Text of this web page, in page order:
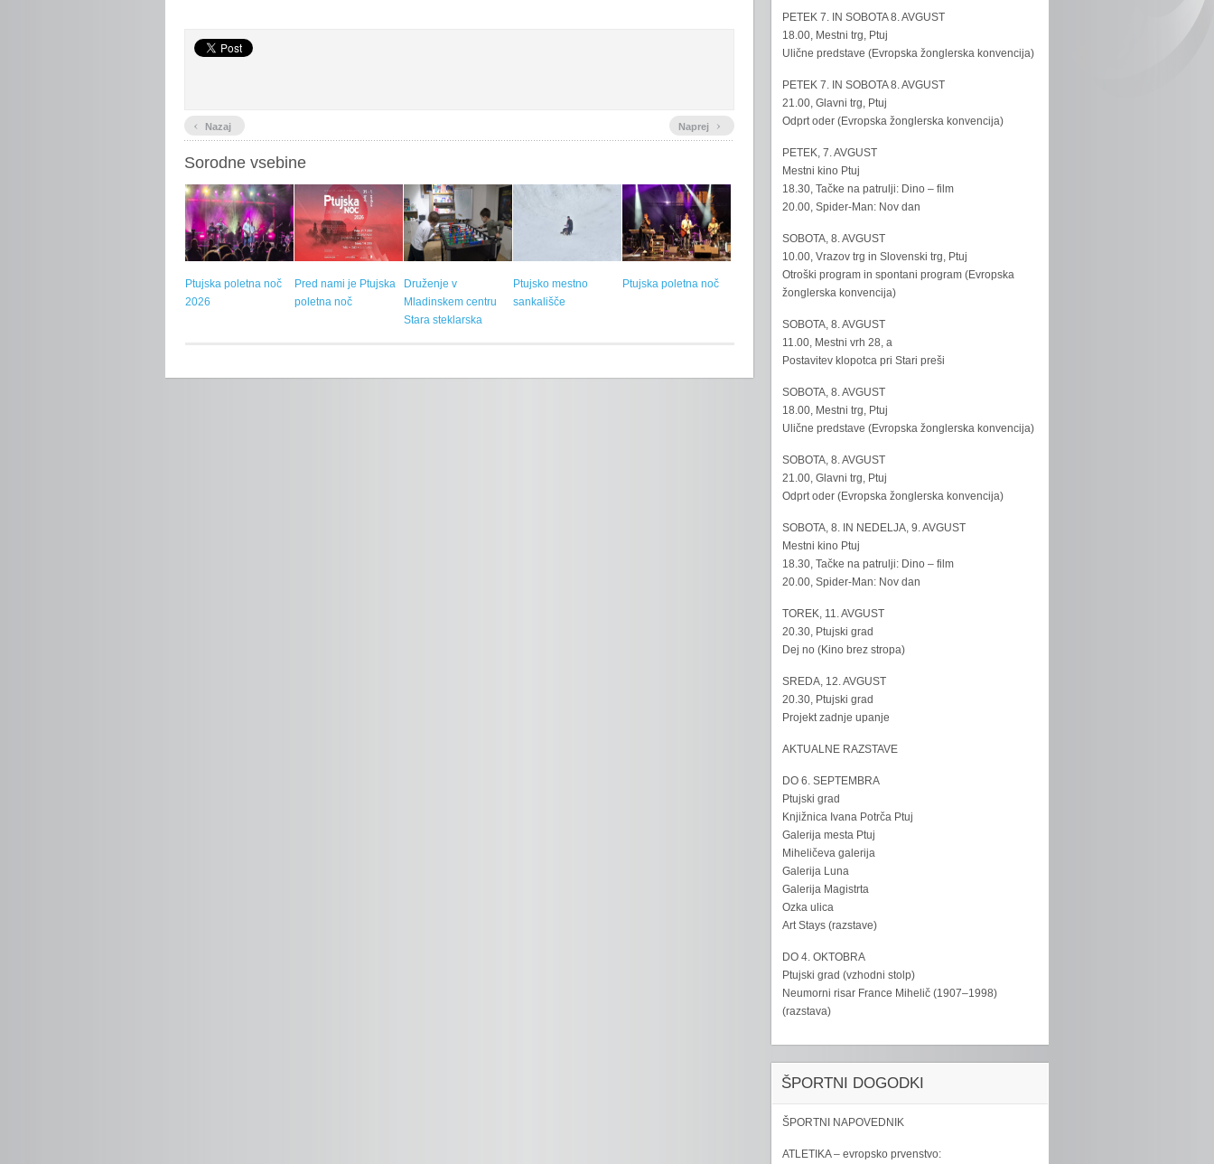
‹ Nazaj Naprej ›
Sorodne vsebine
Ptujska poletna noč
2026
Pred nami je Ptujska
poletna noč
Druženje v
Mladinskem centru
Stara steklarska
Ptujsko mestno
sankališče
Ptujska poletna noč
PETEK 7. IN SOBOTA 8. AVGUST
18.00, Mestni trg, Ptuj
Ulične predstave (Evropska žonglerska konvencija)
PETEK 7. IN SOBOTA 8. AVGUST
21.00, Glavni trg, Ptuj
Odprt oder (Evropska žonglerska konvencija)
PETEK, 7. AVGUST
Mestni kino Ptuj
18.30, Tačke na patrulji: Dino – film
20.00, Spider-Man: Nov dan
SOBOTA, 8. AVGUST
10.00, Vrazov trg in Slovenski trg, Ptuj
Otroški program in spontani program (Evropska
žonglerska konvencija)
SOBOTA, 8. AVGUST
11.00, Mestni vrh 28, a
Postavitev klopotca pri Stari preši
SOBOTA, 8. AVGUST
18.00, Mestni trg, Ptuj
Ulične predstave (Evropska žonglerska konvencija)
SOBOTA, 8. AVGUST
21.00, Glavni trg, Ptuj
Odprt oder (Evropska žonglerska konvencija)
SOBOTA, 8. IN NEDELJA, 9. AVGUST
Mestni kino Ptuj
18.30, Tačke na patrulji: Dino – film
20.00, Spider-Man: Nov dan
TOREK, 11. AVGUST
20.30, Ptujski grad
Dej no (Kino brez stropa)
SREDA, 12. AVGUST
20.30, Ptujski grad
Projekt zadnje upanje
AKTUALNE RAZSTAVE
DO 6. SEPTEMBRA
Ptujski grad
Knjižnica Ivana Potrča Ptuj
Galerija mesta Ptuj
Miheličeva galerija
Galerija Luna
Galerija Magistrta
Ozka ulica
Art Stays (razstave)
DO 4. OKTOBRA
Ptujski grad (vzhodni stolp)
Neumorni risar France Mihelič (1907–1998)
(razstava)
ŠPORTNI DOGODKI
ŠPORTNI NAPOVEDNIK
ATLETIKA – evropsko prvenstvo: